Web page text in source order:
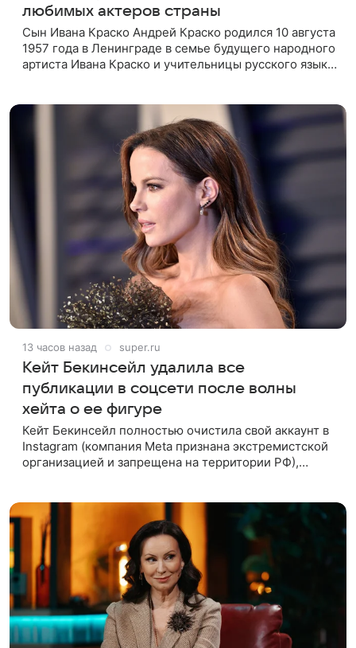
любимых актеров страны
Сын Ивана Краско Андрей Краско родился 10 августа
1957 года в Ленинграде в семье будущего народного
артиста Ивана Краско и учительницы русского языка
13 часов назад super.ru
Кейт Бекинсейл удалила все
публикации в соцсети после волны
хейта о ее фигуре
Кейт Бекинсейл полностью очистила свой аккаунт в
Instagram (компания Meta признана экстремистской
организацией и запрещена на территории РФ),